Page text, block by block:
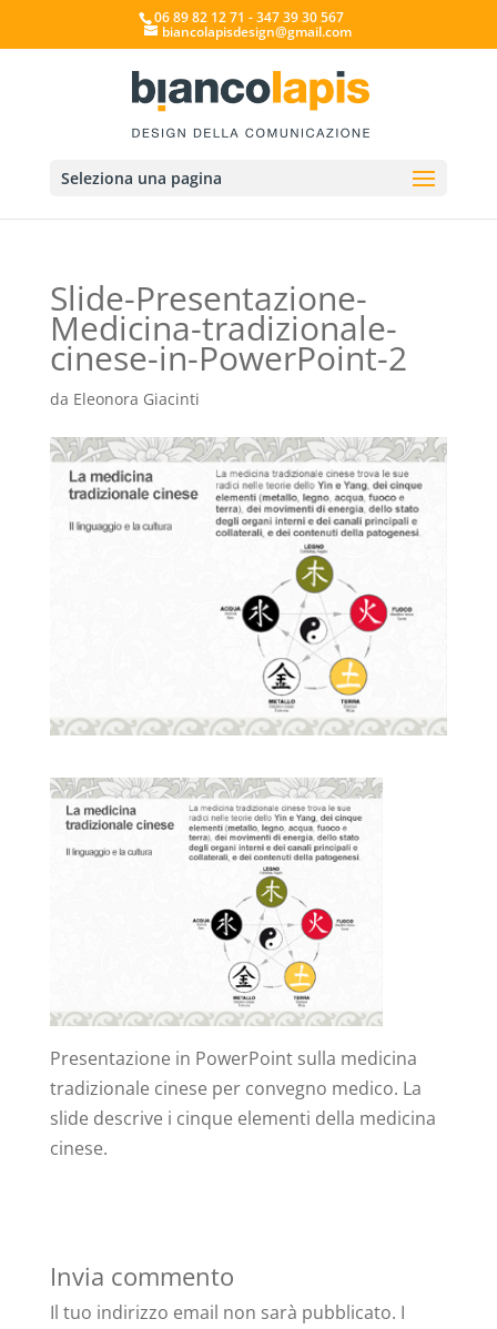
06 89 82 12 71 - 347 39 30 567
biancolapisdesign@gmail.com
Seleziona una pagina
Slide-Presentazione-
Medicina-tradizionale-
cinese-in-PowerPoint-2
da Eleonora Giacinti
Presentazione in PowerPoint sulla medicina
tradizionale cinese per convegno medico. La
slide descrive i cinque elementi della medicina
cinese.
Invia commento
Il tuo indirizzo email non sarà pubblicato. I